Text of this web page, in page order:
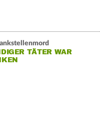
TÄTER WAR